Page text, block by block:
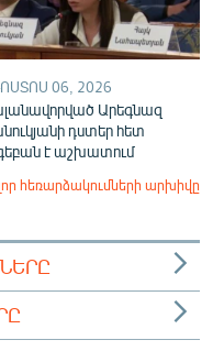
06, 2026
Արեգնազ
դստեր հետ
է աշխատում
հեռարձակումների արխիվը